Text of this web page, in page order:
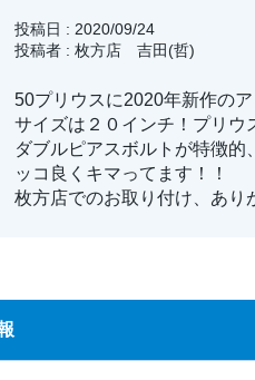
投稿日 : 2020/09/24
投稿者 : 枚方店 吉田(哲)
50プリウスに2020年新作の
サイズは２０インチ！プリウ
ダブルピアスボルトが特徴
ッコ良くキマってます！！
枚方店でのお取り付け、あり